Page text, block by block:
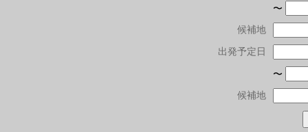
〜
候補地
出発予定日
〜
候補地